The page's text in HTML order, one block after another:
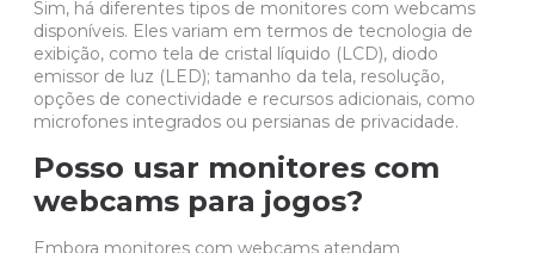
Sim, há diferentes tipos de monitores com webcams
disponíveis. Eles variam em termos de tecnologia de
exibição, como tela de cristal líquido (LCD), diodo
emissor de luz (LED); tamanho da tela, resolução,
opções de conectividade e recursos adicionais, como
microfones integrados ou persianas de privacidade.
Posso usar monitores com
webcams para jogos?
Embora monitores com webcams atendam